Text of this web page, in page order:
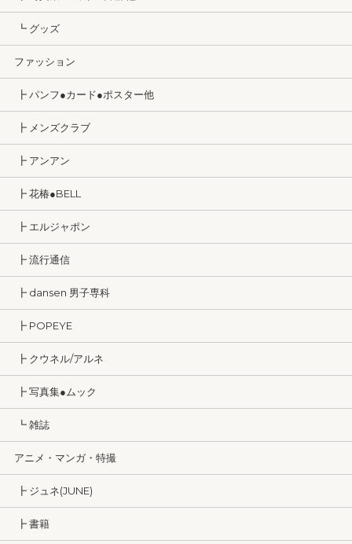
┗ グッズ
ファッション
┣ パンフ●カード●ポスター他
┣ メンズクラブ
┣ アンアン
┣ 花椿●BELL
┣ エルジャポン
┣ 流行通信
┣ dansen 男子専科
┣ POPEYE
┣ クウネル/アルネ
┣ 写真集●ムック
┗ 雑誌
アニメ・マンガ・特撮
┣ ジュネ(JUNE)
┣ 書籍